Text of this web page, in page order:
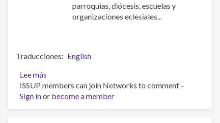
parroquias, diócesis, escuelas y
organizaciones eclesiales...
Traducciones
English
Lee más
Manual
de
la
ISSUP members can join Networks to comment –
Sign inor become a member